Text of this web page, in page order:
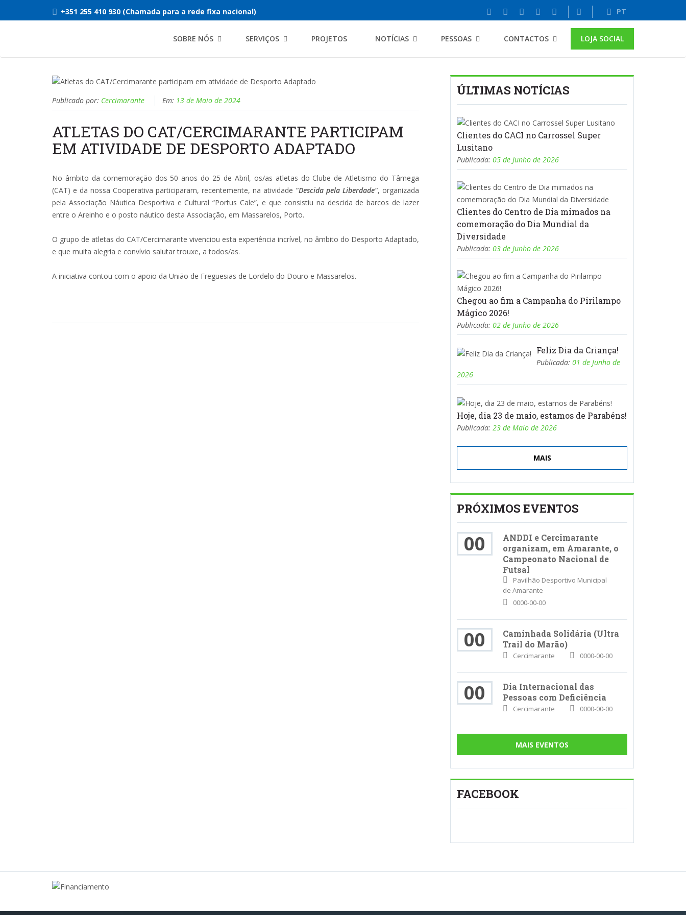
+351 255 410 930 (Chamada para a rede fixa nacional) PT
SOBRE NÓS SERVIÇOS PROJETOS NOTÍCIAS PESSOAS CONTACTOS LOJA SOCIAL
Publicado por: Cercimarante Em: 13 de Maio de 2024
ATLETAS DO CAT/CERCIMARANTE PARTICIPAM
EM ATIVIDADE DE DESPORTO ADAPTADO
No âmbito da comemoração dos 50 anos do 25 de Abril, os/as atletas do Clube de Atletismo do Tâmega
(CAT) e da nossa Cooperativa participaram, recentemente, na atividade "Descida pela Liberdade", organizada
pela Associação Náutica Desportiva e Cultural “Portus Cale”, e que consistiu na descida de barcos de lazer
entre o Areinho e o posto náutico desta Associação, em Massarelos, Porto.
O grupo de atletas do CAT/Cercimarante vivenciou esta experiência incrível, no âmbito do Desporto Adaptado,
e que muita alegria e convívio salutar trouxe, a todos/as.
A iniciativa contou com o apoio da União de Freguesias de Lordelo do Douro e Massarelos.
ÚLTIMAS NOTÍCIAS
Clientes do CACI no Carrossel Super
Lusitano
Publicada: 05 de Junho de 2026
Clientes do Centro de Dia mimados na
comemoração do Dia Mundial da
Diversidade
Publicada: 03 de Junho de 2026
Chegou ao fim a Campanha do Pirilampo
Mágico 2026!
Publicada: 02 de Junho de 2026
Feliz Dia da Criança!
Publicada: 01 de Junho de
2026
Hoje, dia 23 de maio, estamos de Parabéns!
Publicada: 23 de Maio de 2026
MAIS
PRÓXIMOS EVENTOS
00
ANDDI e Cercimarante
organizam, em Amarante, o
Campeonato Nacional de
Futsal
Pavilhão Desportivo Municipal
de Amarante
0000-00-00
00
Caminhada Solidária (Ultra
Trail do Marão)
Cercimarante 0000-00-00
00
Dia Internacional das
Pessoas com Deficiência
Cercimarante 0000-00-00
MAIS EVENTOS
FACEBOOK